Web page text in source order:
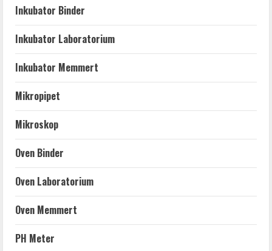
Inkubator Binder
Inkubator Laboratorium
Inkubator Memmert
Mikropipet
Mikroskop
Oven Binder
Oven Laboratorium
Oven Memmert
PH Meter